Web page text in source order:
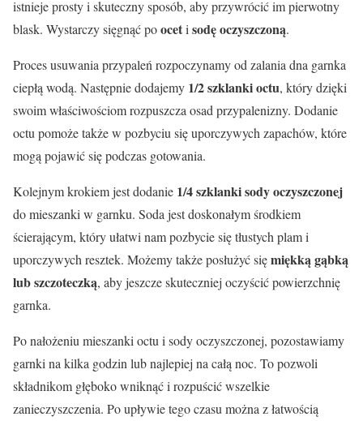
istnieje prosty i skuteczny sposób, aby przywrócić im pierwotny
blask. Wystarczy sięgnąć pooceti sodę oczyszczoną.
Proces usuwania przypaleń rozpoczynamy od zalania dna garnka
ciepłą wodą. Następnie dodajemy 1/2 szklanki octu, który dzięki
swoim właściwościom rozpuszcza osad przypalenizny. Dodanie
octu pomoże także w pozbyciu się uporczywych zapachów, które
mogą pojawić się podczas gotowania.
Kolejnym krokiem jest dodanie 1/4 szklanki sody oczyszczonej
do mieszanki w garnku. Soda jest doskonałym środkiem
ścierającym, który ułatwi nam pozbycie się tłustych plam i
uporczywych resztek. Możemy także posłużyć sięmiękką gąbką
lub szczoteczką, aby jeszcze skuteczniej oczyścić powierzchnię
garnka.
Po nałożeniu mieszanki octu i sody oczyszczonej, pozostawiamy
garnki na kilka godzin lub najlepiej na całą noc. To pozwoli
składnikom głęboko wniknąć i rozpuścić wszelkie
zanieczyszczenia. Po upływie tego czasu można z łatwością